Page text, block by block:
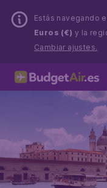
Estás navegando
Euros (€) y la
Cambiar ajustes.